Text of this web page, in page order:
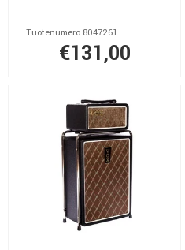
Tuotenumero 8047261
€131,00